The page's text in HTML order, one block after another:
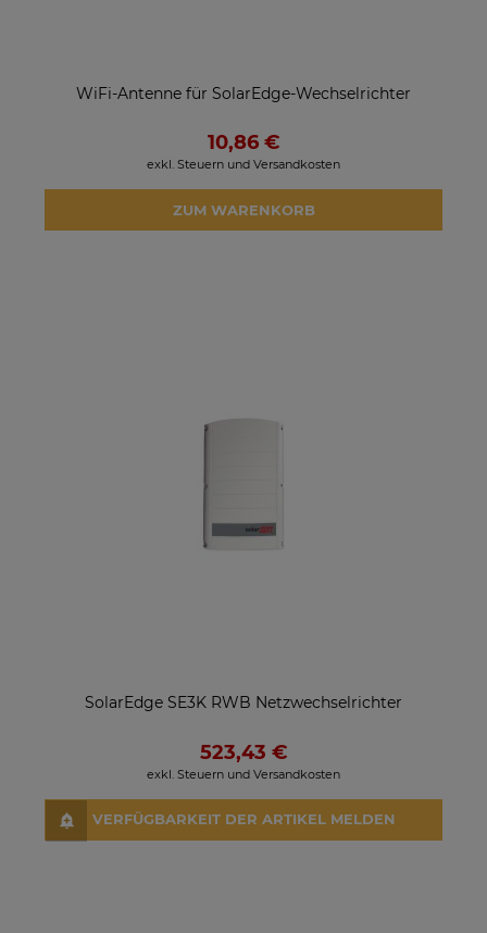
WiFi-Antenne für SolarEdge-Wechselrichter
10,86 €
exkl. Steuern und Versandkosten
ZUM WARENKORB
SolarEdge SE3K RWB Netzwechselrichter
523,43 €
exkl. Steuern und Versandkosten
VERFÜGBARKEIT DER ARTIKEL MELDEN